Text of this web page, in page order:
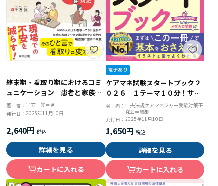
終末期・看取り期におけるコミ
ュニケーション 患者と家族に
寄り添う「声かけ」と「対応」
著 者：平方 眞＝著
発行日：2025年11月10日
2,640円
詳細を見る
カートに入れる
ケアマネ試験スタートブック２
０２６ １テーマ１０分！サク
ッとわかる
著 者： 中央法規ケアマネジャー受験対策研
究会＝編集
発行日： 2025年11月10日
1,650円
詳細を見る
カートに入れる